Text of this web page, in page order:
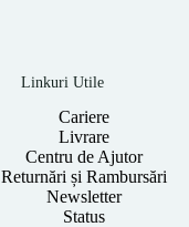
Linkuri Utile
Cariere
Livrare
Centru de Ajutor
Returnări și Rambursări
Newsletter
Status